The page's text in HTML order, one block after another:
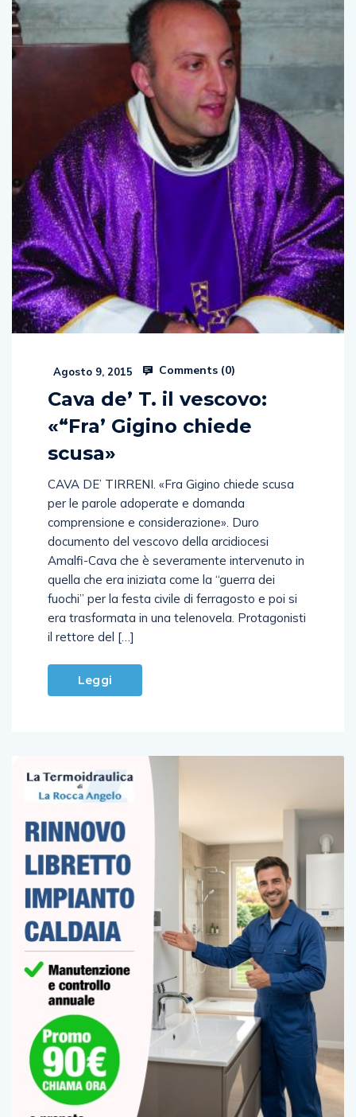
Agosto 9, 2015 Comments (0)
Cava de’ T. il vescovo:
«“Fra’ Gigino chiede
scusa»
CAVA DE’ TIRRENI. «Fra Gigino chiede scusa
per le parole adoperate e domanda
comprensione e considerazione». Duro
documento del vescovo della arcidiocesi
Amalfi-Cava che è severamente intervenuto in
quella che era iniziata come la “guerra dei
fuochi” per la festa civile di ferragosto e poi si
era trasformata in una telenovela. Protagonisti
il rettore del […]
Leggi